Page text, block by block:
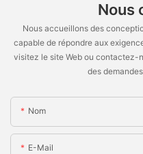
Nous
Nous accueillons des
capable de répondre aux
visitez le site Web ou contactez-
des
Nom
E-Mail